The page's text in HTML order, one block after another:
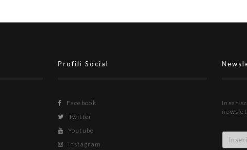
Profili Social
Facebook
Twitter
Youtube
Instagram